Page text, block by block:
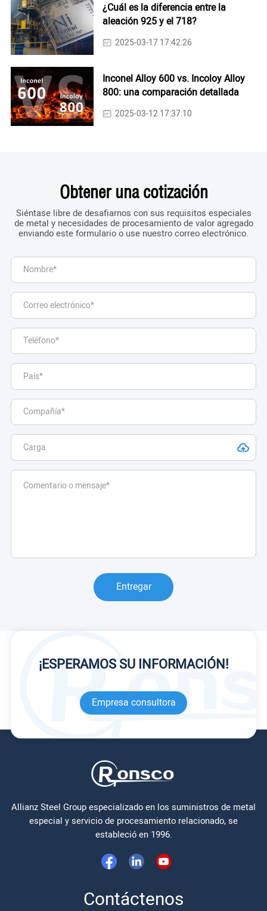
¿Cuál es la diferencia entre la
aleación 925 y el 718?
2025-03-17 17:42:26
Inconel Alloy 600 vs. Incoloy Alloy
800: una comparación detallada
2025-03-12 17:37:10
Obtener una cotización
Siéntase libre de desafiarnos con sus requisitos especiales
de metal y necesidades de procesamiento de valor agregado
enviando este formulario o use nuestro correo electrónico.
Entregar
¡ESPERAMOS SU INFORMACIÓN!
Empresa consultora
Allianz Steel Group especializado en los suministros de metal
especial y servicio de procesamiento relacionado, se
estableció en 1996.
Contáctenos